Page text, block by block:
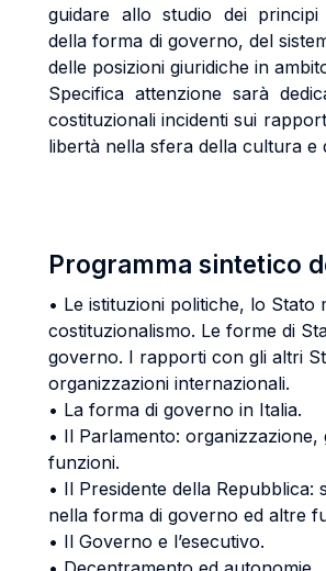
guidare allo studio dei principi
della forma di governo, del
delle posizioni giuridiche in
Specifica attenzione sarà
costituzionali incidenti sui
libertà nella sfera della cultura e
Programma sintetico
• Le istituzioni politiche, lo Stato
costituzionalismo. Le forme di
governo. I rapporti con gli altri
organizzazioni internazionali.
• La forma di governo in Italia.
• Il Parlamento: organizzazione,
funzioni.
• Il Presidente della Repubblica:
nella forma di governo ed altre
• Il Governo e l’esecutivo.